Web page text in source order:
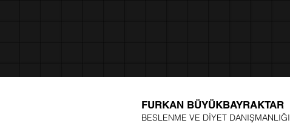
FURKAN BÜYÜKBAYRAKTAR
BESLENME VE DİYET DANIŞMANLIĞI